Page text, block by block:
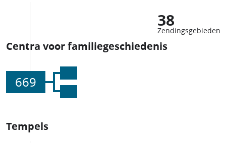
38
Zendingsgebieden
Centra voor familiegeschiedenis
669
Tempels